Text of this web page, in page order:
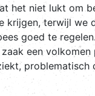
het niet lukt om
krijgen, terwijl we
goed te
een volkomen
problematisch